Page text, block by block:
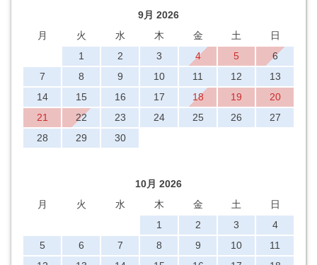
9月 2026
月
火 水 木 金 土
日
1
2 3 4 5
6
7
8 9 10 11 12
13
14
15 16 17 18 19
20
21
22 23 24 25 26
27
28
29 30
10月 2026
月
火 水 木 金 土
日
1
2 3
4
5
6 7 8 9 10
11